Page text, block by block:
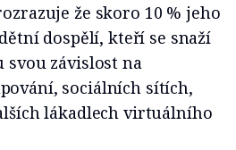
že skoro 10 % jeho
dospělí, kteří se snaží
závislost na
sociálních sítích,
lákadlech virtuálního